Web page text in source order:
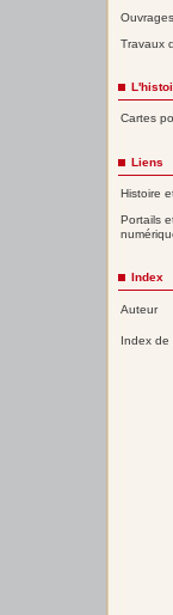
Travaux
Cartes
Liens
Histoire
Portails
Index
Auteur
Index de